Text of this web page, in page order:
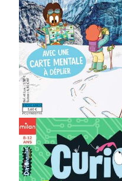
Un récit documentaire
Un dépliant géant
Une expérience facile